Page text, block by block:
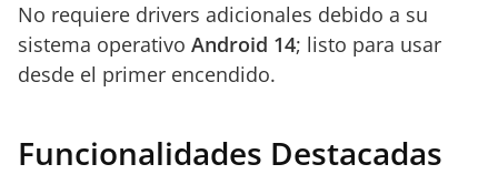
No requiere drivers adicionales debido a su
sistema operativo Android 14; listo para usar
desde el primer encendido.
Funcionalidades Destacadas